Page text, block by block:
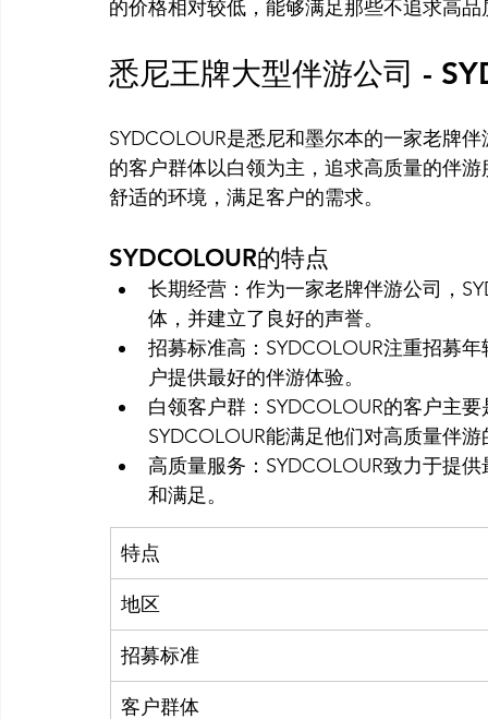
悉尼王牌大型伴游公司 -
SYDCOLOUR是悉尼和墨尔本的一家老牌
的客户群体以白领为主，追求高质量的伴
SYDCOLOUR的特点
长期经营：作为一家老牌伴游公司，
体，并建立了良好的声誉。
招募标准高：SYDCOLOUR注重招募
户提供最好的伴游体验。
白领客户群：SYDCOLOUR的客户主
SYDCOLOUR能满足他们对高质量伴
高质量服务：SYDCOLOUR致力于提
和满足。
特点
地区
招募标准
客户群体